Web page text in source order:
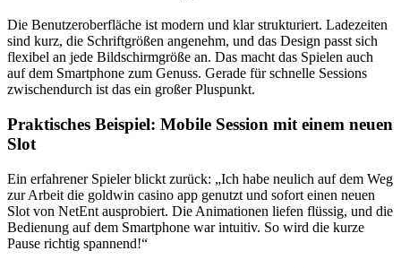
Die Benutzeroberfläche ist modern und klar strukturiert. Ladezeiten
sind kurz, die Schriftgrößen angenehm, und das Design passt sich
flexibel an jede Bildschirmgröße an. Das macht das Spielen auch
auf dem Smartphone zum Genuss. Gerade für schnelle Sessions
zwischendurch ist das ein großer Pluspunkt.
Praktisches Beispiel: Mobile Session mit einem neuen
Slot
Ein erfahrener Spieler blickt zurück: „Ich habe neulich auf dem Weg
zur Arbeit die goldwin casino app genutzt und sofort einen neuen
Slot von NetEnt ausprobiert. Die Animationen liefen flüssig, und die
Bedienung auf dem Smartphone war intuitiv. So wird die kurze
Pause richtig spannend!“